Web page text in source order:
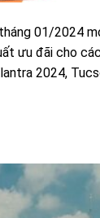
01/2024
ưu đãi cho
2024,